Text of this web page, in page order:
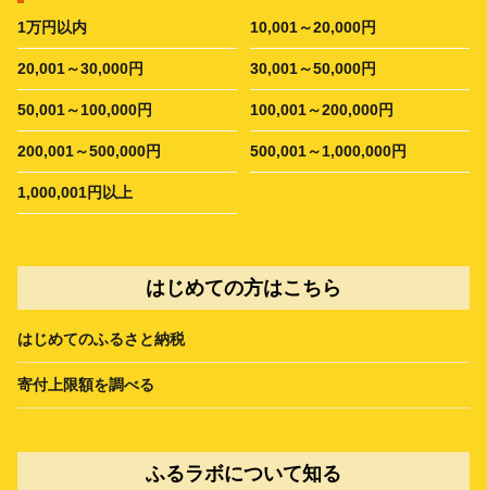
1万円以内 10,001～20,000円
20,001～30,000円 30,001～50,000円
50,001～100,000円 100,001～200,000円
200,001～500,000円 500,001～1,000,000円
1,000,001円以上
はじめての方はこちら
はじめてのふるさと納税
寄付上限額を調べる
ふるラボについて知る